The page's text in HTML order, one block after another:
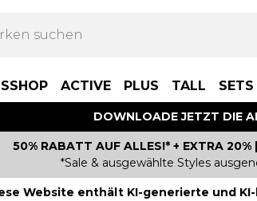
ACTIVE PLUS TALL SETS
DOWNLOADE JETZT DIE
50% RABATT AUF ALLES!* + EXTRA 20%
*Sale & ausgewählte Styles
Website enthält KI-generierte und